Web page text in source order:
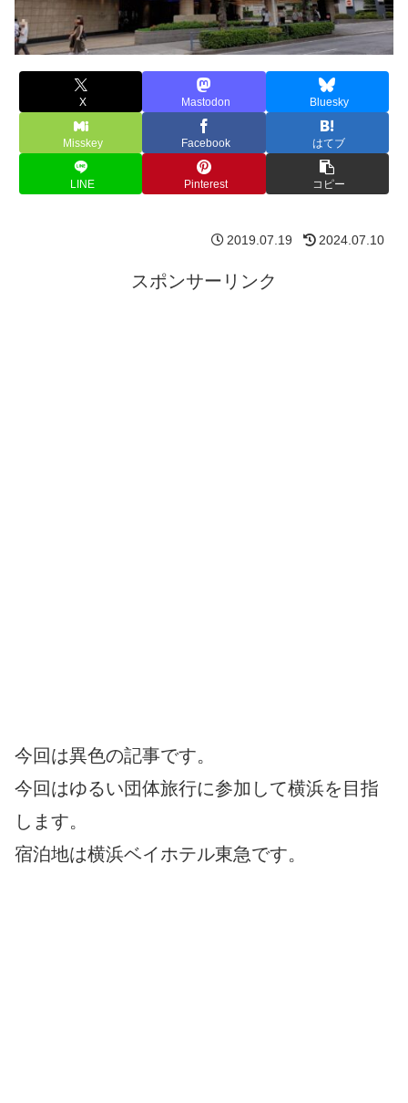
X Mastodon Bluesky
Misskey Facebook はてブ
LINE Pinterest コピー
2019.07.19 2024.07.10
スポンサーリンク
今回は異色の記事です。
今回はゆるい団体旅行に参加して横浜を目指
します。
宿泊地は横浜ベイホテル東急です。